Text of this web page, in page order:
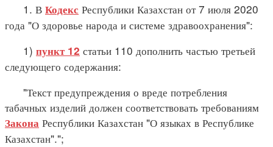
1. В Кодекс Республики Казахстан от 7 июля 2020
года "О здоровье народа и системе здравоохранения":
1) пункт 12 статьи 110 дополнить частью третьей
следующего содержания:
"Текст предупреждения о вреде потребления
табачных изделий должен соответствовать требованиям
Закона Республики Казахстан "О языках в Республике
Казахстан".";